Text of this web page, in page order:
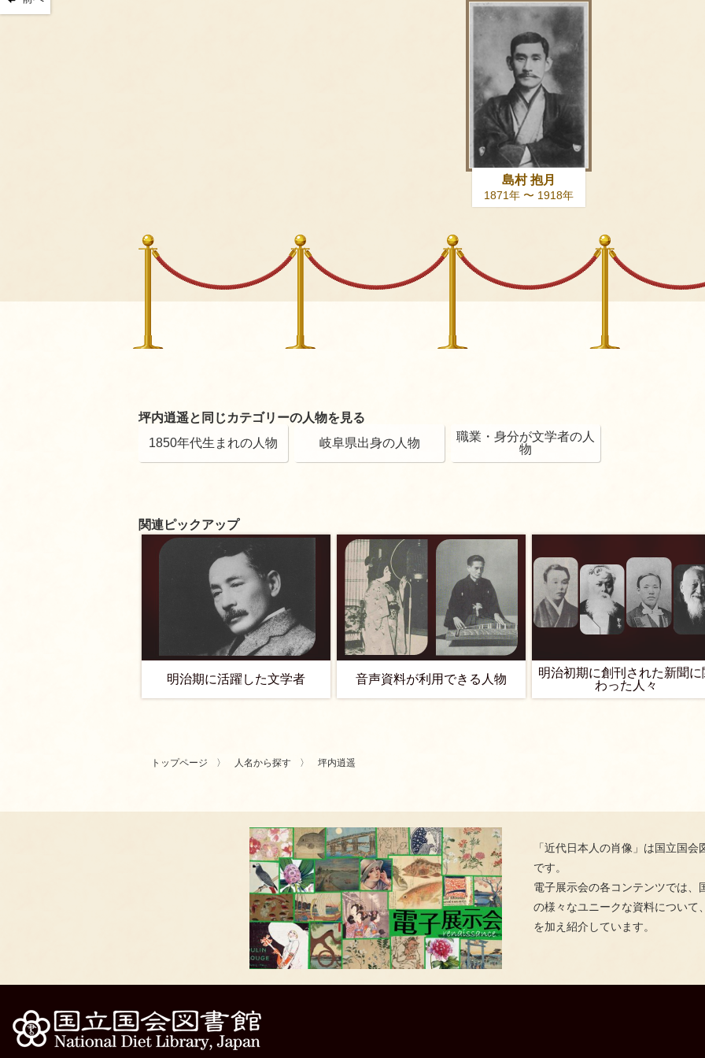
島村 抱月
1871年 〜 1918年
坪内逍遥と同じカテゴリーの人物を見る
1850年代生まれの人物
岐阜県出身の人物
職業・身分が文学者の人
物
関連ピックアップ
明治期に活躍した文学者 音声資料が利用できる人物
明治初期に創刊された新聞に
わった人々
トップページ 人名から探す 坪内逍遥
「近代日本人の肖像」は国立国
です。
電子展示会の各コンテンツでは、
の様々なユニークな資料について
を加え紹介しています。